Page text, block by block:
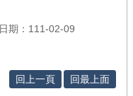
日期：111-02-09
回上一頁 回最上面